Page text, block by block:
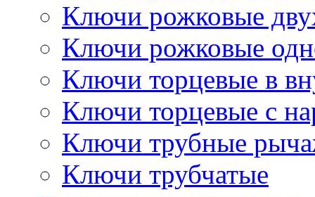
Ключи рожковые
Ключи рожковые
Ключи торцевые в
Ключи торцевые с
Ключи трубные
Ключи трубчатые